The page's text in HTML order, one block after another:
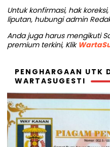
Untuk konfirmasi, hak
liputan, hubungi admin
Anda juga harus mengikuti
premium terkini, Klik
PENGHARGAAN UTK
WARTASUGESTI